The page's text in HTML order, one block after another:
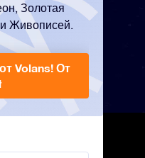
Золотая
Живописей.
Volans! От